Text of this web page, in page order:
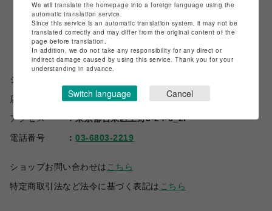
ショップ名
店舗名
PARCO_ya 上野
アクセス
東京都台東区上野3-24-6_2F
電話番号
03-6803-2219
ショップお問い合わせは こちら
特定商取引法など法令に基づく表記は こちら
We will translate the homepage into a foreign language using the
automatic translation service.
Since this service is an automatic translation system, it may not be
translated correctly and may differ from the original content of the
page before translation.
In addition, we do not take any responsibility for any direct or
indirect damage caused by using this service. Thank you for your
understanding in advance.
Switch language Cancel